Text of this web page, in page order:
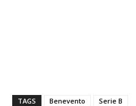
TAGS Benevento Serie B